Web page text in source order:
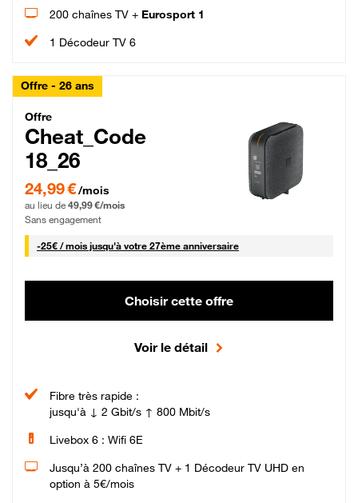
200 chaînes TV + Eurosport 1
1 Décodeur TV 6
Offre - 26 ans
Cheat_Code Fibre_18_26
Offre
Cheat_Code
18_26
24,99 € par mois pendant 0 mois puis 49,99 € par mois, Sans engagement
24,99 €/mois
au lieu de 49,99 €/mois
Sans engagement
-25€ / mois25 € par mois
jusqu'à votre 27ème anniversaire
Choisir cette offre
Voir le détail
Fibre très rapide :
jusqu'à ↓ 2 Gbit/s ↑ 800 Mbit/s
Livebox 6 : Wifi 6E
Jusqu’à 200 chaînes TV + 1 Décodeur TV UHD en
option à 5€/mois